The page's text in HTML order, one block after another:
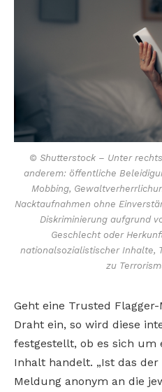
© Shutterstock – Unter
anderem: öffentliche
Mobbing,
Nacktaufnahmen ohne
Diskriminierung aufgrund
Geschlecht oder
nationalsozialistischer Inhalte,
zu
Geht eine Trusted
Draht ein, so wird diese
festgestellt, ob es sich um
Inhalt handelt. „Ist das
Meldung anonym an die